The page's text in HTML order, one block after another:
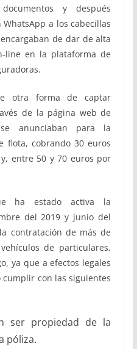
y después
a los cabecillas
de dar de alta
line en la plataforma de
otra forma de captar
de la página web de
anunciaban para la
flota, cobrando 30 euros
entre 50 y 70 euros por
ha estado activa la
del 2019 y junio del
contratación de más de
de particulares,
ya que a efectos legales
con las siguientes
ser propiedad de la
póliza.